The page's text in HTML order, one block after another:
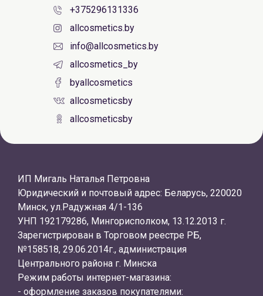
+375296131336
allcosmetics.by
info@allcosmetics.by
allcosmetics_by
byallcosmetics
allcosmeticsby
allcosmeticsby
ИП Мигаль Наталья Петровна
Юридический и почтовый адрес: Беларусь, 220020
Минск, ул.Радужная 4/1-136
УНП 192179286, Мингорисполком, 13.12.2013 г.
Зарегистрирован в Торговом реестре РБ,
№158518, 29.06.2014г., администрация
Центрального района г. Минска
Режим работы интернет-магазина:
- оформление заказов покупателями: